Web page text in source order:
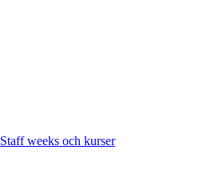
Staff weeks och kurser